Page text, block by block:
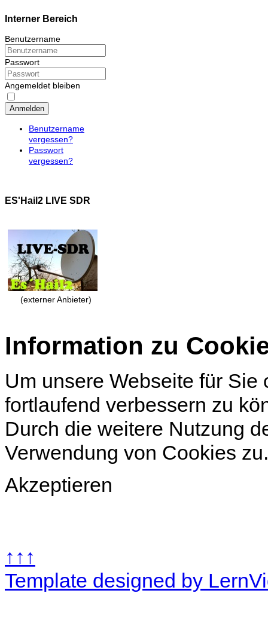
Interner Bereich
Benutzername
Passwort
Angemeldet bleiben
Anmelden
Benutzername
vergessen?
Passwort
vergessen?
ES'Hail2 LIVE SDR
(externer Anbieter)
Information zu
Um unsere Webseite für
fortlaufend verbessern zu
Durch die weitere Nutzung
Verwendung von Cookies
Akzeptieren
↑↑↑
Template designed by